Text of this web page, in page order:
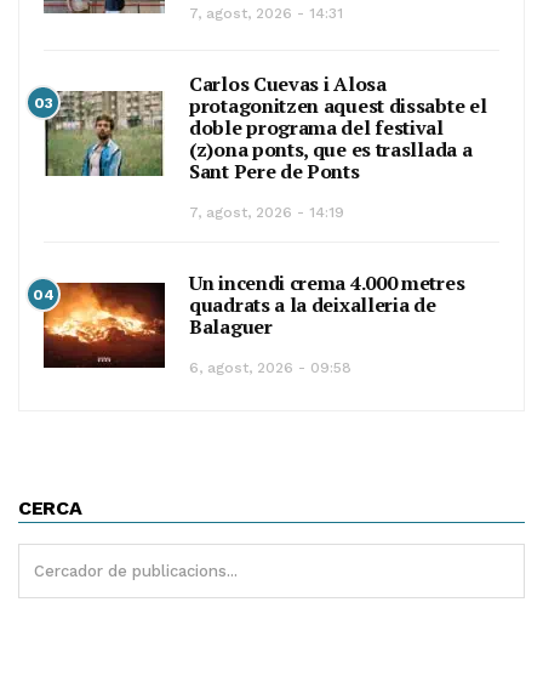
7, agost, 2026 - 14:31
03
Carlos Cuevas i Alosa
protagonitzen aquest dissabte el
doble programa del festival
(z)ona ponts, que es trasllada a
Sant Pere de Ponts
7, agost, 2026 - 14:19
04
Un incendi crema 4.000 metres
quadrats a la deixalleria de
Balaguer
6, agost, 2026 - 09:58
CERCA